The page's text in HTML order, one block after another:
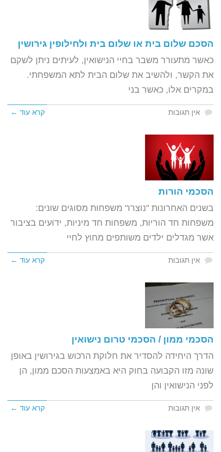
הסכם שלום בית או שלום בית ולחילופין גירושין
כאשר מתעורר משבר בחיי הנישואין, לעיתים ניתן לשקם
את הקשר, ולהשיב את שלום הבית לתא המשפחתי.
במקרים אלו, כאשר בני
אין תגובות קרא עוד ←
הסכמי הורות
בשנים האחרונות "נוצרו" משפחות מסוגים שונים:
משפחות חד הוריות, משפחות חד מיניות, ידועים בציבור
אשר מגדלים ילדים משותפים מחוץ לחיי
אין תגובות קרא עוד ←
הסכמי ממון / הסכמי טרום נישואין
הדרך היחידה להסדיר את חלוקת הרכוש בגירושין באופן
שונה מזו הקבועה בחוק היא באמצעות הסכם ממון, הן
לפני הנישואין והן
אין תגובות קרא עוד ←